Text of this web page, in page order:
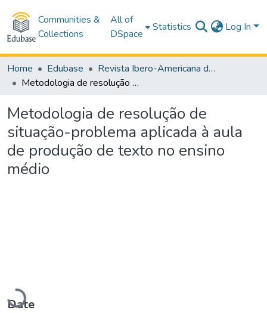
Communities &
Collections
All of
DSpace
Statistics Log In
Home Edubase
Revista Ibero-Americana de Estudos em Educação
Metodologia de resolução de situação-problema aplicada à aula de produção de texto no ensino médio
Metodologia de resolução de
situação-problema aplicada à aula
de produção de texto no ensino
médio
Loading...
Date